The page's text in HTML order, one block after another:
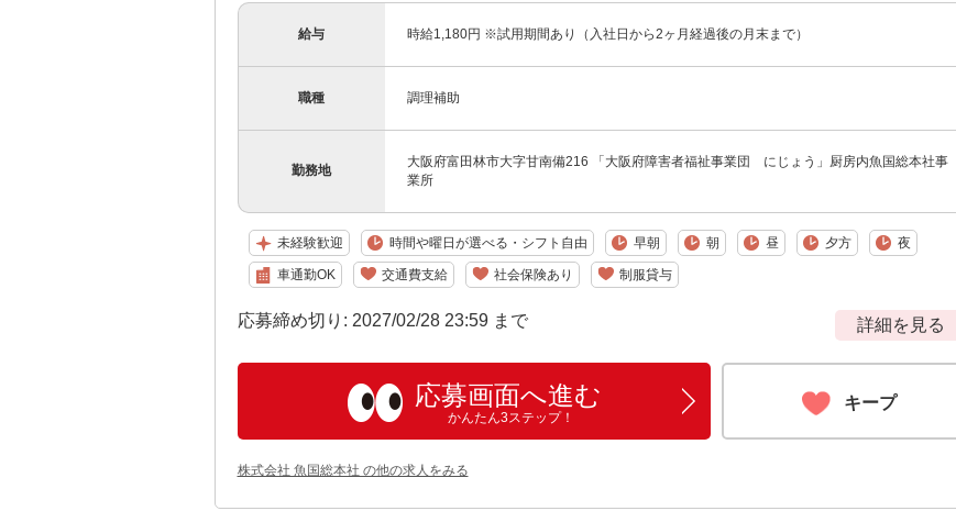
給与 時給1,180円 ※試用期間あり（入社日から2ヶ月経過後の月末まで）
職種 調理補助
勤務地
大阪府富田林市大字甘南備216 「大阪府障害者福祉事業団 にじょう」厨房内魚国総本社事
業所
未経験歓迎 時間や曜日が選べる・シフト自由 早朝 朝 昼 夕方 夜
車通勤OK 交通費支給 社会保険あり 制服貸与
応募締め切り: 2027/02/28 23:59 まで 詳細を見る
応募画面へ進む
かんたん3ステップ！
キープ
株式会社 魚国総本社 の他の求人をみる